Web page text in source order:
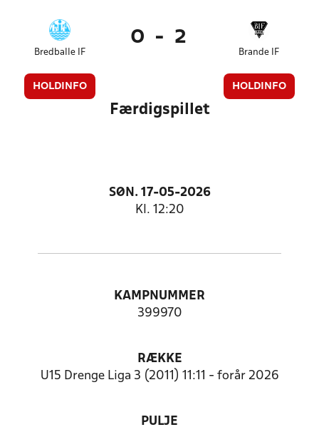
Bredballe IF
HOLDINFO
0 - 2
Brande IF
HOLDINFO
Færdigspillet
SØN. 17-05-2026
Kl. 12:20
KAMPNUMMER
399970
RÆKKE
U15 Drenge Liga 3 (2011) 11:11 - forår 2026
PULJE